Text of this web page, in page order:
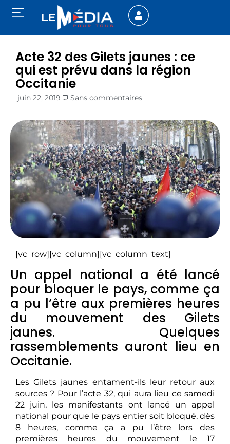
Acte 32 des Gilets jaunes : ce
qui est prévu dans la région
Occitanie
juin 22, 2019 Sans commentaires
[vc_row][vc_column][vc_column_text]
Un appel national a été lancé
pour bloquer le pays, comme ça
a pu l’être aux premières heures
du mouvement des Gilets
jaunes. Quelques
rassemblements auront lieu en
Occitanie.
Les Gilets jaunes entament-ils leur retour aux
sources ? Pour l’acte 32, qui aura lieu ce samedi
22 juin, les manifestants ont lancé un appel
national pour que le pays entier soit bloqué, dès
8 heures, comme ça a pu l’être lors des
premières heures du mouvement le 17